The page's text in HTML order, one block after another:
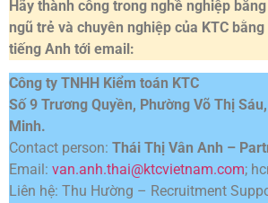
Hãy thành công trong nghề nghiệp
ngũ trẻ và chuyên nghiệp của KTC
tiếng Anh tới email:
Công ty TNHH Kiểm toán KTC
Số 9 Trương Quyền, Phường Võ Thị
Minh.
Contact person: Thái Thị Vân Anh –
Email: van.anh.thai@ktcvietnam.com;
Liên hệ: Thu Hường – Recruitment